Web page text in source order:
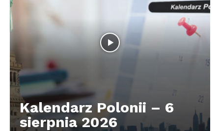
Kalendarz Polonii – 6
sierpnia 2026